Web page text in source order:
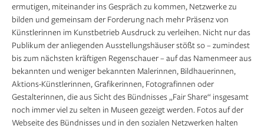
ermutigen, miteinander ins Gespräch zu kommen, Netzwerke zu
bilden und gemeinsam der Forderung nach mehr Präsenz von
Künstlerinnen im Kunstbetrieb Ausdruck zu verleihen. Nicht nur das
Publikum der anliegenden Ausstellungshäuser stößt so – zumindest
bis zum nächsten kräftigen Regenschauer – auf das Namenmeer aus
bekannten und weniger bekannten Malerinnen, Bildhauerinnen,
Aktions-Künstlerinnen, Grafikerinnen, Fotografinnen oder
Gestalterinnen, die aus Sicht des Bündnisses „Fair Share“ insgesamt
noch immer viel zu selten in Museen gezeigt werden. Fotos auf der
Webseite des Bündnisses und in den sozialen Netzwerken halten